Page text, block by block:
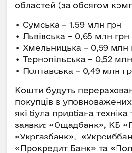
областей (за обсягом
• Сумська – 1,59 млн грн
• Львівська – 0,65 млн грн
• Хмельницька – 0,59 млн
• Тернопільська – 0,52
• Полтавська – 0,49 млн
Кошти будуть
покупців в
які була придбана техніка
заявки: «Ощадбанк», КБ
«Укргазбанк»,
«Прокредит Банк» та